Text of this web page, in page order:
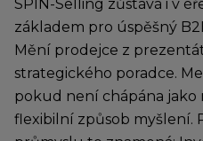
SPIN-Selling zůstává i v
základem pro úspěšný
Mění prodejce z
strategického poradce.
pokud není chápána jako
flexibilní způsob myšlení.